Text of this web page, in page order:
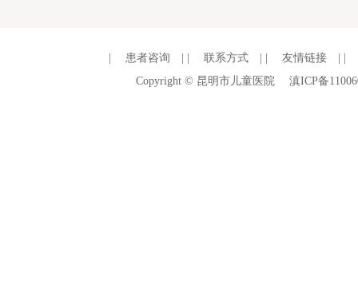
昆明医科大学附属儿童医院 2026
年硕士研究生招生复试实施细则
| 患者咨询 | | 联系方式 | | 友情链接 | |
Copyright © 昆明市儿童医院滇ICP备